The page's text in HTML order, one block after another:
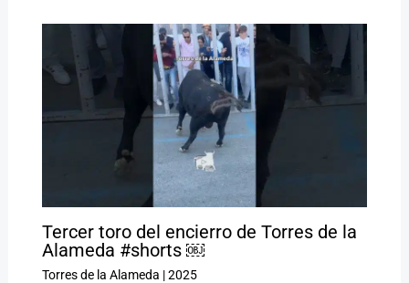
Tercer toro del encierro de Torres de la
Alameda #shorts ￼
Torres de la Alameda |2025